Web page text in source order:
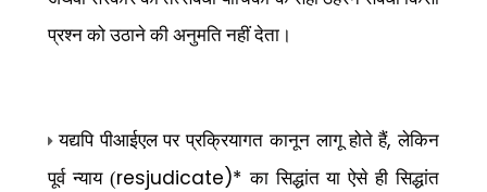
प्रश्न को उठाने की अनुमति नहीं देता।
यद्यपि पीआईएल पर प्रक्रियागत कानून लागू होते हैं,लेकिन
पूर्व न्याय (resjudicate)*का सिद्धांत या ऐसे ही सिद्धांत